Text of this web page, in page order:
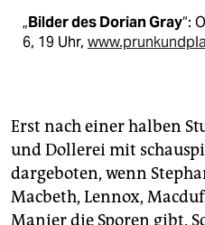
„Bilder des Dorian Gray“:
6, 19 Uhr,
Erst nach einer halben
und Dollerei mit
dargeboten, wenn
Macbeth, Lennox,
Manier die Sporen gibt.